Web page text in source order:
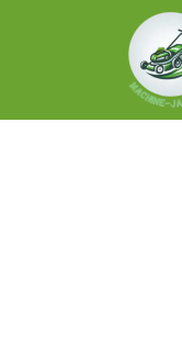
contenu